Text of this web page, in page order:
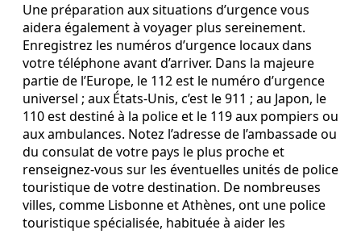
Une préparation aux situations d’urgence vous
aidera également à voyager plus sereinement.
Enregistrez les numéros d’urgence locaux dans
votre téléphone avant d’arriver. Dans la majeure
partie de l’Europe, le 112 est le numéro d’urgence
universel ; aux États-Unis, c’est le 911 ; au Japon, le
110 est destiné à la police et le 119 aux pompiers ou
aux ambulances. Notez l’adresse de l’ambassade ou
du consulat de votre pays le plus proche et
renseignez-vous sur les éventuelles unités de police
touristique de votre destination. De nombreuses
villes, comme Lisbonne et Athènes, ont une police
touristique spécialisée, habituée à aider les